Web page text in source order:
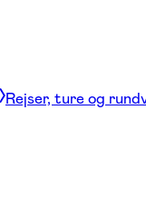
Rejser, ture og